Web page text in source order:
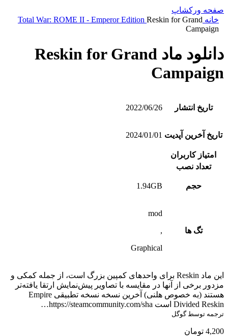
صفحه ورکشاپ
خانه
Total War: ROME II - Emperor Edition Reskin for Grand
Campaign
دانلود ماد Reskin for Grand
Campaign
تاریخ انتشار 2022/06/26
تاریخ آخرین آپدیت 2024/01/01
امتیاز کاربران
تعداد نصب
حجم 1.94GB
تگ ها
mod
,
Graphical
این ماد Reskin برای واحدهای کمپین بزرگ است، از جمله کمکی و
مزدور برخی از آنها در مقایسه با تصاویر پیش‌نمایش ارتقا یافته‌تر
هستند (به خصوص هلنی) آخرین نسخه نسخه تطبیقی ​​Empire
Divided Reskin است https://steamcommunity.com/sha…
ترجمه توسط گوگل
4,200 تومان